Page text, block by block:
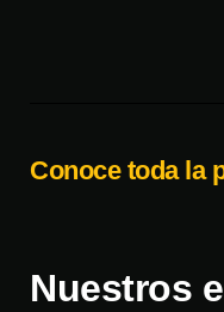
Conoce toda la
Nuestros